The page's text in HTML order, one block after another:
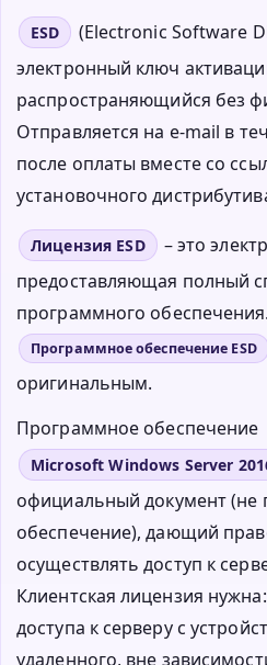
ESD
(Electronic Software
электронный ключ
распространяющийся без
Отправляется на e-mail в
после оплаты вместе со
установочного
Лицензия ESD
– это
предоставляющая полный
программного обеспечения.
Программное обеспечение ESD
оригинальным.
Программное обеспечение
Microsoft Windows Server
официальный документ (не
обеспечение), дающий
осуществлять доступ к
Клиентская лицензия
доступа к серверу с
удаленного, вне